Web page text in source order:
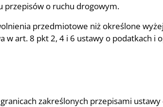
przepisów o ruchu drogowym.
przedmiotowe niż określone
art. 8 pkt 2, 4 i 6 ustawy o podatkach i
zakreślonych przepisami ustawy